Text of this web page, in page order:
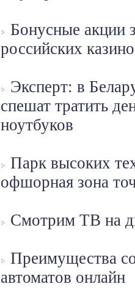
Бонусные акции
российских
Эксперт: в
спешат тратить
ноутбуков
Парк высоких
офшорная зона
Смотрим ТВ на
Преимущества
автоматов онлайн